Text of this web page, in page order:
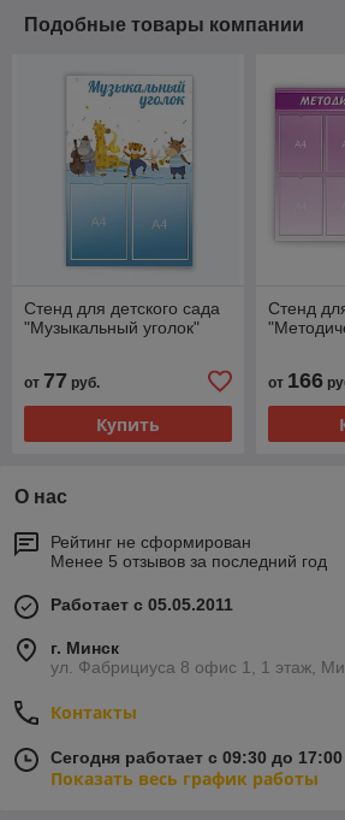
Подобные товары компании
Стенд для детского сада
"Музыкальный уголок"
от 77 руб.
Купить
Стенд
от 166
О нас
Рейтинг не сформирован
Менее 5 отзывов за последний год
Работает с 05.05.2011
г. Минск
ул. Фабрициуса 8 офис 1, 1 этаж,
Контакты
Сегодня работает с 09:30 до 17:00
Показать весь график работы